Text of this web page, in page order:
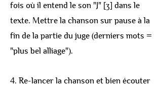
fois où il entend le son "J" [ʒ] dans le
texte. Mettre la chanson sur pause à la
fin de la partie du juge (derniers mots =
"plus bel alliage").
4. Re-lancer la chanson et bien écouter